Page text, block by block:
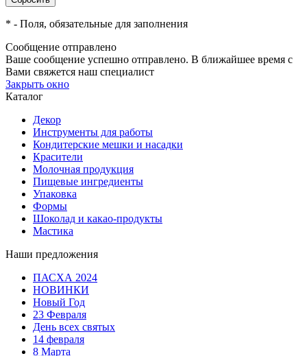
* - Поля, обязательные для заполнения
Сообщение отправлено
Ваше сообщение успешно отправлено. В ближайшее время с
Вами свяжется наш специалист
Закрыть окно
Каталог
Декор
Инструменты для работы
Кондитерские мешки и насадки
Красители
Молочная продукция
Пищевые ингредиенты
Упаковка
Формы
Шоколад и какао-продукты
Мастика
Наши предложения
ПАСХА 2024
НОВИНКИ
Новый Год
23 Февраля
День всех святых
14 февраля
8 Марта